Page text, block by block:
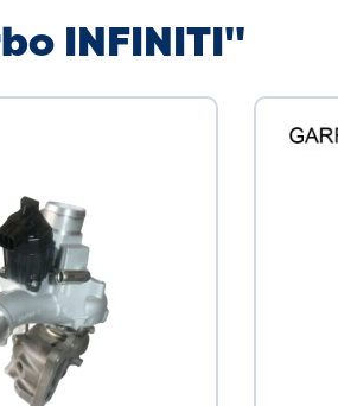
INFINITI"